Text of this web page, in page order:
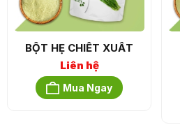
BỘT HẸ CHIẾT XUẤT
Liên hệ
Mua Ngay